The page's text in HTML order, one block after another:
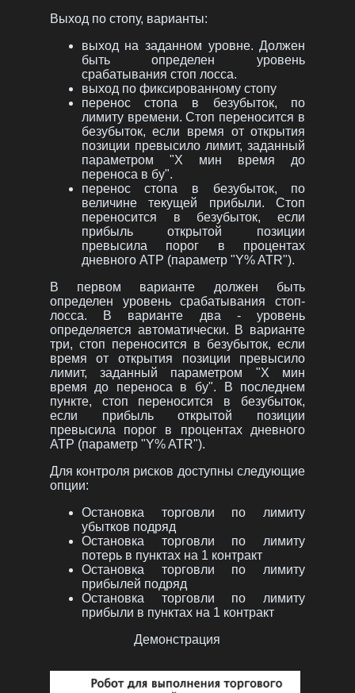
Выход по стопу, варианты:
выход на заданном уровне. Должен
быть определен уровень
срабатывания стоп лосса.
выход по фиксированному стопу
перенос стопа в безубыток, по
лимиту времени. Стоп переносится в
безубыток, если время от открытия
позиции превысило лимит, заданный
параметром "Х мин время до
переноса в бу".
перенос стопа в безубыток, по
величине текущей прибыли. Стоп
переносится в безубыток, если
прибыль открытой позиции
превысила порог в процентах
дневного АТР (параметр "Y% ATR").
В первом варианте должен быть
определен уровень срабатывания стоп-
лосса. В варианте два - уровень
определяется автоматически. В варианте
три, стоп переносится в безубыток, если
время от открытия позиции превысило
лимит, заданный параметром "Х мин
время до переноса в бу". В последнем
пункте, стоп переносится в безубыток,
если прибыль открытой позиции
превысила порог в процентах дневного
АТР (параметр "Y% ATR").
Для контроля рисков доступны следующие
опции:
Остановка торговли по лимиту
убытков подряд
Остановка торговли по лимиту
потерь в пунктах на 1 контракт
Остановка торговли по лимиту
прибылей подряд
Остановка торговли по лимиту
прибыли в пунктах на 1 контракт
Демонстрация